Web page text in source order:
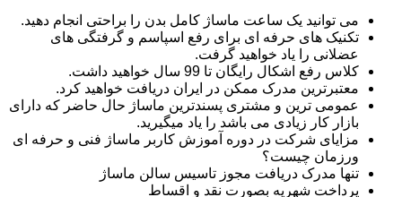
می توانید یک ساعت ماساژ کامل بدن را براحتی انجام دهید.
تکنیک های حرفه ای برای رفع اسپاسم و گرفتگی های
عضلانی را یاد خواهید گرفت.
کلاس رفع اشکال رایگان تا 99 سال خواهید داشت.
معتبرترین مدرک ممکن در ایران دریافت خواهید کرد.
عمومی ترین و مشتری پسندترین ماساژ حال حاضر که دارای
بازار کار زیادی می باشد را یاد میگیرید.
مزایای شرکت در دوره آموزش کاربر ماساژ فنی و حرفه ای
ورزمان چیست؟
تنها مدرک دریافت مجوز تاسیس سالن ماساژ
پرداخت شهریه بصورت نقد و اقساط